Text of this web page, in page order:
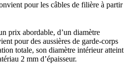
pour les câbles de filière à partir
prix abordable, d’un diamètre
pour des aussières de garde-corps
totale, son diamètre intérieur atteint
2 mm d’épaisseur.